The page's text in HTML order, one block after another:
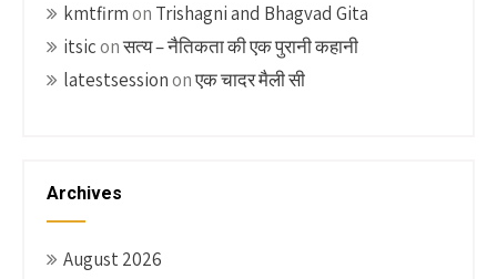
kmtfirmon Trishagni and Bhagvad Gita
itsiconसत्य – नैतिकता की एक पुरानी कहानी
latestsessiononएक चादर मैली सी
Archives
August 2026